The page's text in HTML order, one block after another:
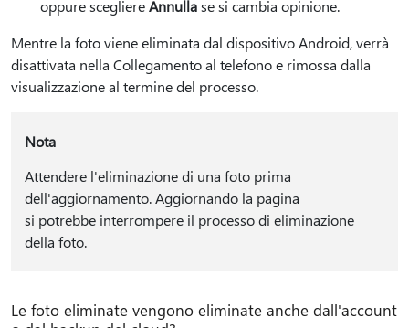
oppure scegliereAnnullase si cambia opinione.
Mentre la foto viene eliminata dal dispositivo Android, verrà
disattivata nella Collegamento al telefono e rimossa dalla
visualizzazione al termine del processo.
Nota
Attendere l'eliminazione di una foto prima
dell'aggiornamento. Aggiornando la pagina
si potrebbe interrompere il processo di eliminazione
della foto.
Le foto eliminate vengono eliminate anche dall'account